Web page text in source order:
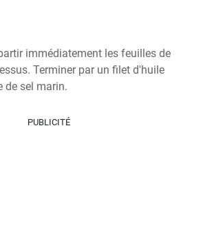
immédiatement les feuilles de
Terminer par un filet d'huile
de sel marin.
PUBLICITÉ